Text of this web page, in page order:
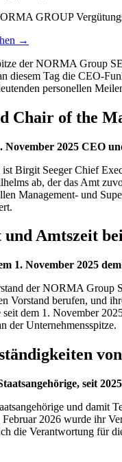
GROUP
→
der NORMA Group
diesem Tag die CEO-
personellen
Chair of the
November 2025 CEO
Birgit Seeger Chief
ab, der das Amt
Management- und
und Amtszeit
1. November 2025
der NORMA Group
Vorstand berufen, und
seit dem 1. November
der Unternehmensspitze.
seit
und damit
2026 wurde ihr
die Verantwortung für